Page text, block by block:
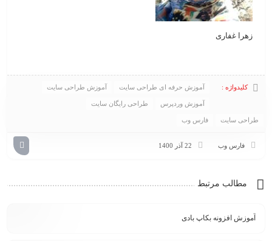
زهرا غفاری
کلیدواژه : آموزش حرفه ای طراحی سایت آموزش طراحی سایت
آموزش وردپرس طراحی رایگان سایت
طراحی سایت فارس وب
فارس وب 22 آذر 1400
مطالب مرتبط
آموزش افزونه بکاپ بادی